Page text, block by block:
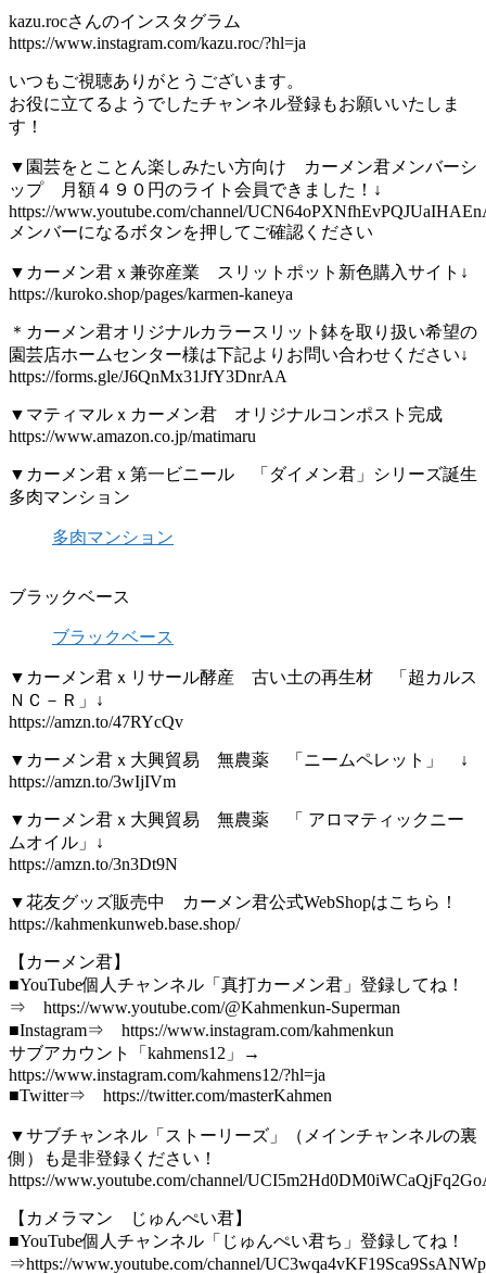
kazu.rocさんのインスタグラム
https://www.instagram.com/kazu.roc/?hl=ja
いつもご視聴ありがとうございます。
お役に立てるようでしたチャンネル登録もお願いいたしま
す！
▼園芸をとことん楽しみたい方向け カーメン君メンバーシ
ップ 月額４９０円のライト会員できました！↓
https://www.youtube.com/channel/
メンバーになるボタンを押してご確認ください
▼カーメン君ｘ兼弥産業 スリットポット新色購入サイト↓
https://kuroko.shop/pages/karmen-kaneya
＊カーメン君オリジナルカラースリット鉢を取り扱い希望の
園芸店ホームセンター様は下記よりお問い合わせください↓
https://forms.gle/J6QnMx31JfY3DnrAA
▼マティマルｘカーメン君 オリジナルコンポスト完成
https://www.amazon.co.jp/matimaru
▼カーメン君ｘ第一ビニール 「ダイメン君」シリーズ誕生
多肉マンション
多肉マンション
ブラックベース
ブラックベース
▼カーメン君ｘリサール酵産 古い土の再生材 「超カルス
ＮＣ－Ｒ」↓
https://amzn.to/47RYcQv
▼カーメン君ｘ大興貿易 無農薬 「ニームペレット」 ↓
https://amzn.to/3wIjIVm
▼カーメン君ｘ大興貿易 無農薬 「 アロマティックニー
ムオイル」↓
https://amzn.to/3n3Dt9N
▼花友グッズ販売中 カーメン君公式WebShopはこちら！
https://kahmenkunweb.base.shop/
【カーメン君】
■YouTube個人チャンネル「真打カーメン君」登録してね！
⇒ https://www.youtube.com/@Kahmenkun-Superman
■Instagram⇒ https://www.instagram.com/kahmenkun
サブアカウント「kahmens12」→
https://www.instagram.com/kahmens12/?hl=ja
■Twitter⇒ https://twitter.com/masterKahmen
▼サブチャンネル「ストーリーズ」（メインチャンネルの裏
側）も是非登録ください！
https://www.youtube.com/channel/
【カメラマン じゅんぺい君】
■YouTube個人チャンネル「じゅんぺい君ち」登録してね！
⇒https://www.youtube.com/channel/